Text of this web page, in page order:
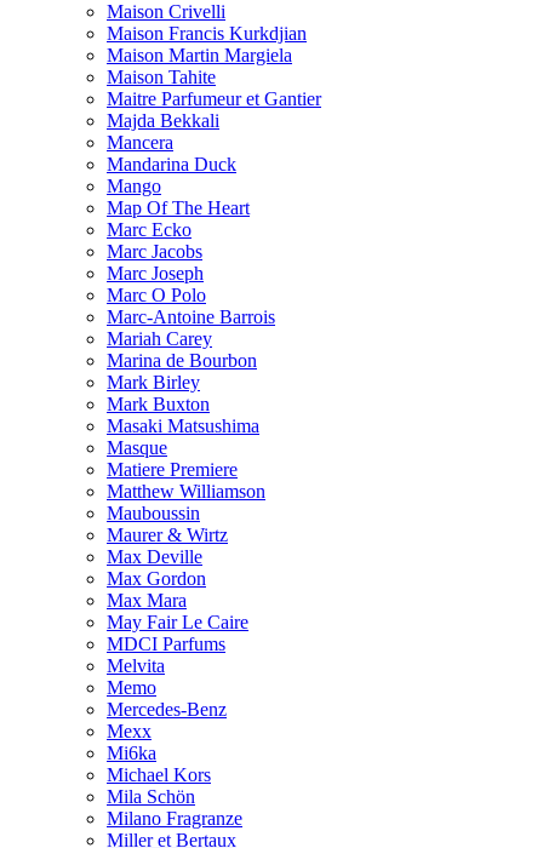
Maison Crivelli
Maison Francis Kurkdjian
Maison Martin Margiela
Maison Tahite
Maitre Parfumeur et Gantier
Majda Bekkali
Mancera
Mandarina Duck
Mango
Map Of The Heart
Marc Ecko
Marc Jacobs
Marc Joseph
Marc O Polo
Marc-Antoine Barrois
Mariah Carey
Marina de Bourbon
Mark Birley
Mark Buxton
Masaki Matsushima
Masque
Matiere Premiere
Matthew Williamson
Mauboussin
Maurer & Wirtz
Max Deville
Max Gordon
Max Mara
May Fair Le Caire
MDCI Parfums
Melvita
Memo
Mercedes-Benz
Mexx
Mi6ka
Michael Kors
Mila Schön
Milano Fragranze
Miller et Bertaux